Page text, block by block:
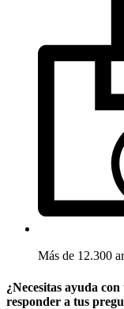
Más de 12.300
¿Necesitas ayuda
responder a tus